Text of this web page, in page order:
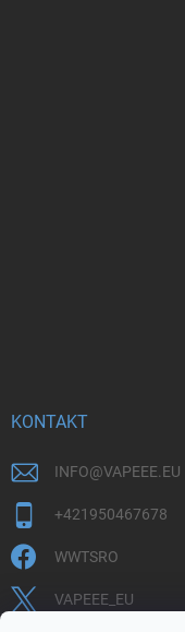
KONTAKT
INFO@VAPEEE.EU
+421950467678
WWTSRO
VAPEEE_EU